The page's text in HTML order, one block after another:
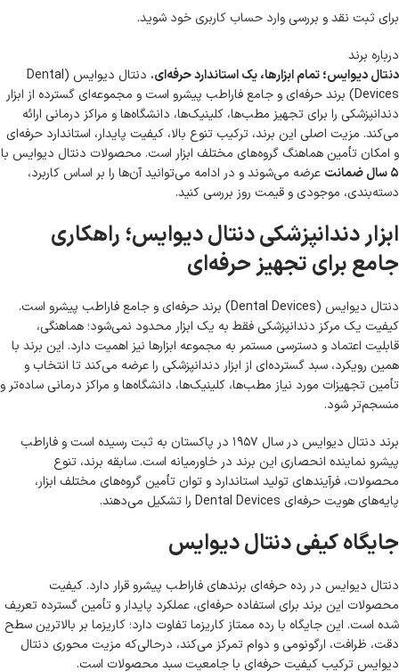
برای ثبت نقد و بررسی وارد حساب کاربری خود شوید.
درباره برند
دنتال دیوایس؛ تمام ابزارها، یک استاندارد حرفه‌ای.
دنتال دیوایس (Dental
Devices) برند حرفه‌ای و جامع فاراطب پیشرو است و مجموعه‌ای گسترده از ابزار
دندانپزشکی را برای تجهیز مطب‌ها، کلینیک‌ها، دانشگاه‌ها و مراکز درمانی ارائه
می‌کند. مزیت اصلی این برند، ترکیب تنوع بالا، کیفیت پایدار، استاندارد حرفه‌ای
و امکان تأمین هماهنگ گروه‌های مختلف ابزار است. محصولات دنتال دیوایس با
۵ سال ضمانت
عرضه می‌شوند و در ادامه می‌توانید آن‌ها را بر اساس کاربرد،
دسته‌بندی، موجودی و قیمت روز بررسی کنید.
ابزار دندانپزشکی دنتال دیوایس؛ راهکاری
جامع برای تجهیز حرفه‌ای
دنتال دیوایس (Dental Devices) برند حرفه‌ای و جامع فاراطب پیشرو است.
کیفیت یک مرکز دندانپزشکی فقط به یک ابزار محدود نمی‌شود؛ هماهنگی،
قابلیت اعتماد و دسترسی مستمر به مجموعه ابزارها نیز اهمیت دارد. این برند با
همین رویکرد، سبد گسترده‌ای از ابزار دندانپزشکی را عرضه می‌کند تا انتخاب و
تأمین تجهیزات مورد نیاز مطب‌ها، کلینیک‌ها، دانشگاه‌ها و مراکز درمانی ساده‌تر و
منسجم‌تر شود.
برند دنتال دیوایس در سال ۱۹۵۷ در پاکستان به ثبت رسیده است و فاراطب
پیشرو نماینده انحصاری این برند در خاورمیانه است. سابقه برند، تنوع
محصولات، فرآیندهای تولید استاندارد و توان تأمین گروه‌های مختلف ابزار،
پایه‌های هویت حرفه‌ای Dental Devices را تشکیل می‌دهند.
جایگاه کیفی دنتال دیوایس
دنتال دیوایس در رده حرفه‌ای برندهای فاراطب پیشرو قرار دارد. کیفیت
محصولات این برند برای استفاده حرفه‌ای، عملکرد پایدار و تأمین گسترده تعریف
شده است. این جایگاه با رده ممتاز کاریزما تفاوت دارد؛ کاریزما بر بالاترین سطح
دقت، ظرافت، ارگونومی و دوام تمرکز می‌کند، درحالی‌که مزیت محوری دنتال
دیوایس ترکیب کیفیت حرفه‌ای با جامعیت سبد محصولات است.